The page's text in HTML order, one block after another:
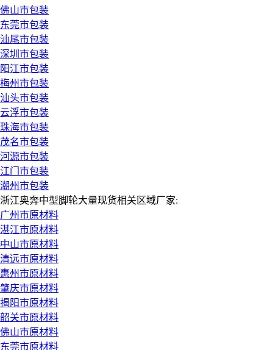
佛山市包装
东莞市包装
汕尾市包装
深圳市包装
阳江市包装
梅州市包装
汕头市包装
云浮市包装
珠海市包装
茂名市包装
河源市包装
江门市包装
潮州市包装
浙江奥奔中型脚轮大量现货相关区域厂家:
广州市原材料
湛江市原材料
中山市原材料
清远市原材料
惠州市原材料
肇庆市原材料
揭阳市原材料
韶关市原材料
佛山市原材料
东莞市原材料